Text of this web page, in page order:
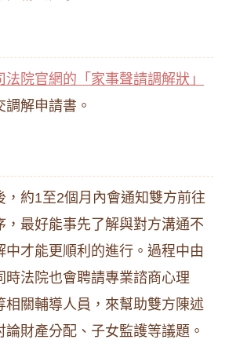
法院官網的「家事聲請調解狀」
調解申請書。
，約1至2個月內會通知雙方前往
，最好能事先了解與對方溝通不
中才能更順利的進行。過程中由
時法院也會聘請專業諮商心理
相關輔導人員，來幫助雙方陳述
財產分配、子女監護等議題。